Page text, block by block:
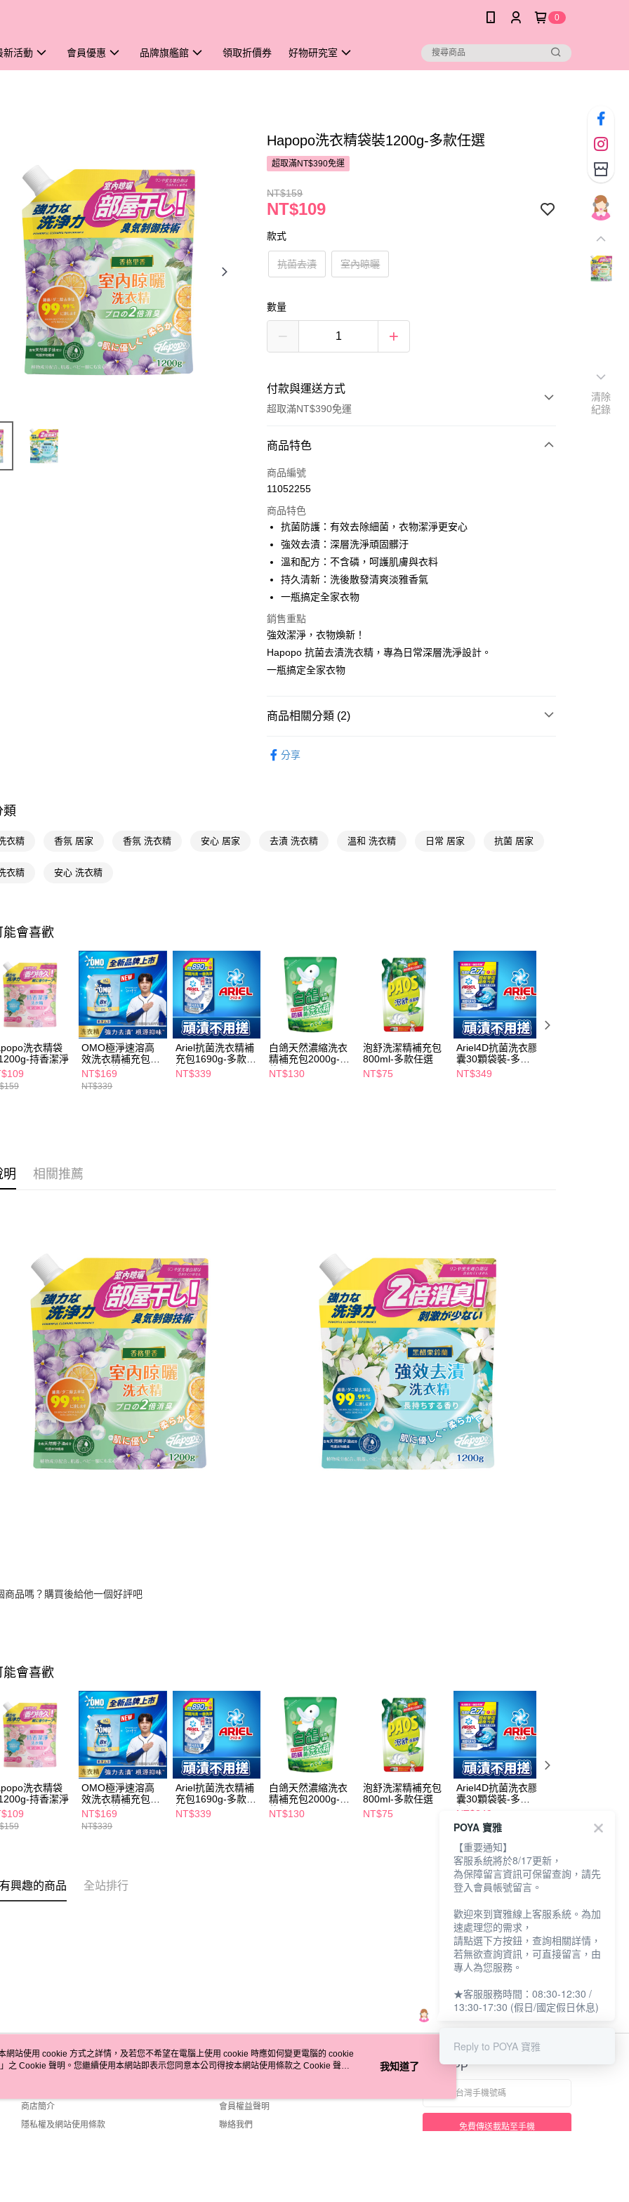
0
新活動 會員優惠 品牌旗艦館 領取折價券 好物研究室
Hapopo洗衣精袋裝1200g-多款任選
超取滿NT$390免運
NT$159
NT$109
款式
抗菌去漬 室內晾曬
數量
付款與運送方式
超取滿NT$390免運
付款方式
POYA支付
超商取貨付款
LINE Pay
Apple Pay
街口支付
悠遊付
Google Pay
AFTEE先享後付
【關於「AFTEE先享後付」】
AFTEE先享後付是「在收到商品之後才付款」的支付方式。 讓您購物簡單
２．便利：只要手機號碼，簡訊認證，即可結帳。
２．訂單成立數日內，您將收到繳費通知簡訊。
３．收到繳費通知簡訊後14天內，點擊此簡訊中的連結，可透過四大超商
【注意事項】
１．透過由恩沛科技股份有限公司提供之「AFTEE先享後付」服務完成之
交易，需依本服務之必要範圍內提供個人資料，並將交易相關給付款項請
求債權轉讓予恩沛科技股份有限公司。
２．關於個人資料處理事宜，請瀏覽以下網址：
https://aftee.tw/terms/#terms3
３．未成年的使用者請事先徵得法定代理人或監護人之同意方可使用
「AFTEE先享後付」，若未經同意申辦者引起之損失，本公司不負相關責
任。
４．使用「AFTEE先享後付」時，將依據個別帳號之用戶狀況，依本公司
即享券
運送方式
付款後全家取貨
7-11取貨付款
每筆NT$65，滿NT$490(含以上)免運費
付款後7-11取貨
每筆NT$65，滿NT$490(含以上)免運費
宅配(本島)
每筆NT$100，滿NT$790(含以上)免運費
商品特色
商品編號
11052255
商品特色
抗菌防護：有效去除細菌，衣物潔淨更安心
強效去漬：深層洗淨頑固髒汙
溫和配方：不含磷，呵護肌膚與衣料
持久清新：洗後散發清爽淡雅香氣
一瓶搞定全家衣物
銷售重點
強效潔淨，衣物煥新！
Hapopo 抗菌去漬洗衣精，專為日常深層洗淨設計。
一瓶搞定全家衣物
商品相關分類 (2)
分享
類
衣精 香氛 居家 香氛 洗衣精 安心 居家 去漬 洗衣精 溫和 洗衣精 日常 居家 抗菌 居家
衣精 安心 洗衣精
能會喜歡
洗衣精袋
持香潔淨
OMO極淨速溶高
效洗衣精補充包
2kg-多款任選
NT$169
NT$339
Ariel抗菌洗衣精補
充包1690g-多款任
選
NT$339
白鴿天然濃縮洗衣
精補充包2000g-多
款任選
NT$130
泡舒洗潔精補充包
800ml-多款任選
NT$75
Ariel4D抗菌洗衣膠
囊30顆袋裝-多款
任選
NT$349
明 相關推薦
商品嗎？購買後給他一個好評吧
能會喜歡
洗衣精袋
持香潔淨
OMO極淨速溶高
效洗衣精補充包
2kg-多款任選
NT$169
NT$339
Ariel抗菌洗衣精補
充包1690g-多款任
選
NT$339
白鴿天然濃縮洗衣
精補充包2000g-多
款任選
NT$130
泡舒洗潔精補充包
800ml-多款任選
NT$75
Ariel4D抗菌洗衣膠
囊30顆袋裝-多款
任選
NT$349
興趣的商品 全站排行
關於我們
商店簡介
隱私權及網站使用條款
客服資訊
會員權益聲明
聯絡我們
官方APP
免費傳送載點至手機
清除
紀錄
網站使用 cookie 方式之詳情，及若您不希望在電腦上使用 cookie 時應如何變更電腦的 cookie
」之 Cookie 聲明。您繼續使用本網站即表示您同意本公司得按本網站使用條款之 Cookie 聲明
我知道了
POYA 寶雅
【重要通知】
客服系統將於8/17更新，
為保障留言資訊可保留查詢，請先
登入會員帳號留言。
歡迎來到寶雅線上客服系統。為加
速處理您的需求，
請點選下方按鈕，查詢相關詳情，
若無欲查詢資訊，可直接留言，由
專人為您服務。
★客服服務時間：08:30-12:30 /
13:30-17:30 (假日/國定假日休息)
Reply to POYA 寶雅